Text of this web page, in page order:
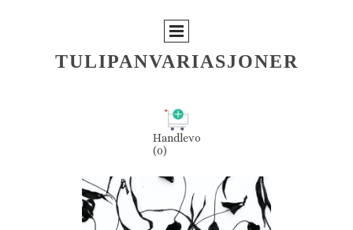
TULIPANVARIASJONER
Handlevogn
(0)